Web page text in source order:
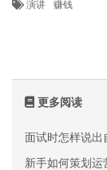
演讲 赚钱
更多阅读
面试时怎样说出
新手如何策划运